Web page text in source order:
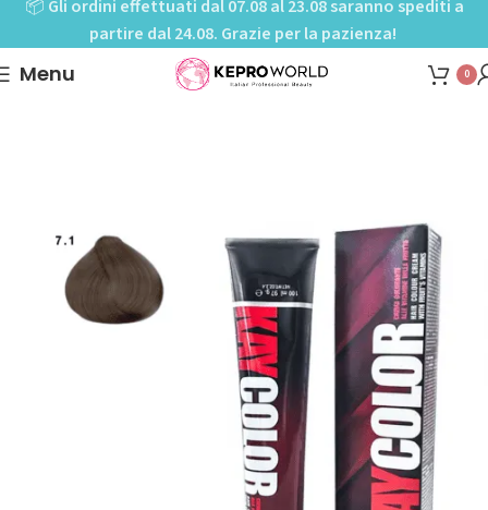
📦 Gli ordini effettuati dal 07.08 al 23.08 saranno spediti a
partire dal 24.08. Grazie per la pazienza!
Menu 0
Colorazioni permanenti